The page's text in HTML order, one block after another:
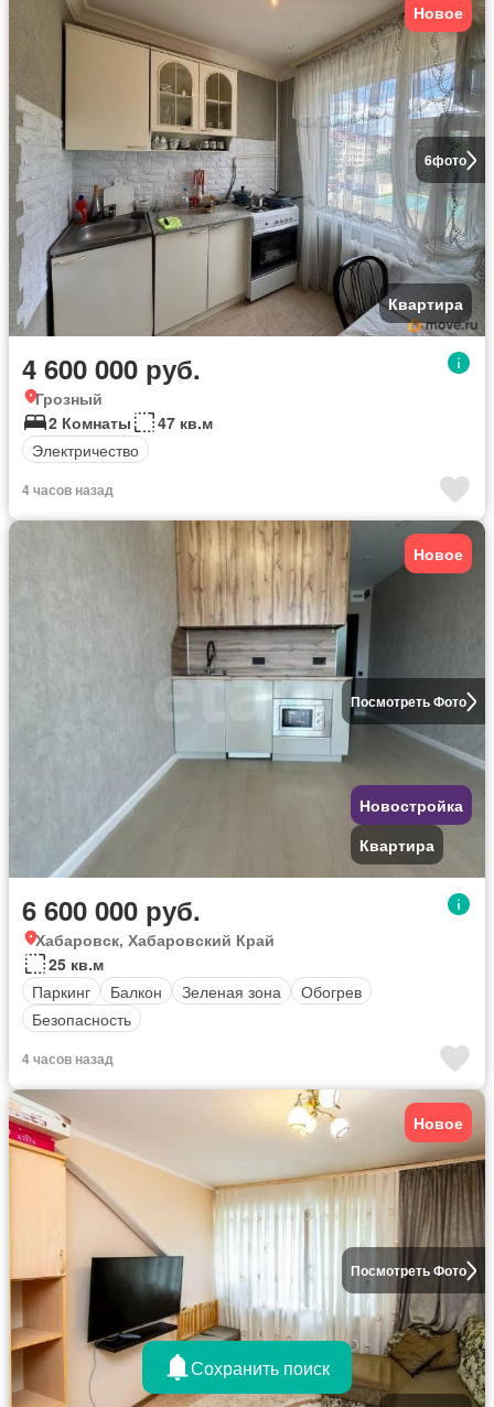
6фото
Новое
Квартира
4 600 000 руб.
Грозный
2 Комнаты
47 кв.м
Электричество
4 часов назад
Посмотреть Фото
Новое
Новостройка
Квартира
6 600 000 руб.
Хабаровск, Хабаровский Край
25 кв.м
Паркинг
Балкон Зеленая зона
Обогрев
Безопасность
4 часов назад
Посмотреть Фото
Новое
Сохранить поиск